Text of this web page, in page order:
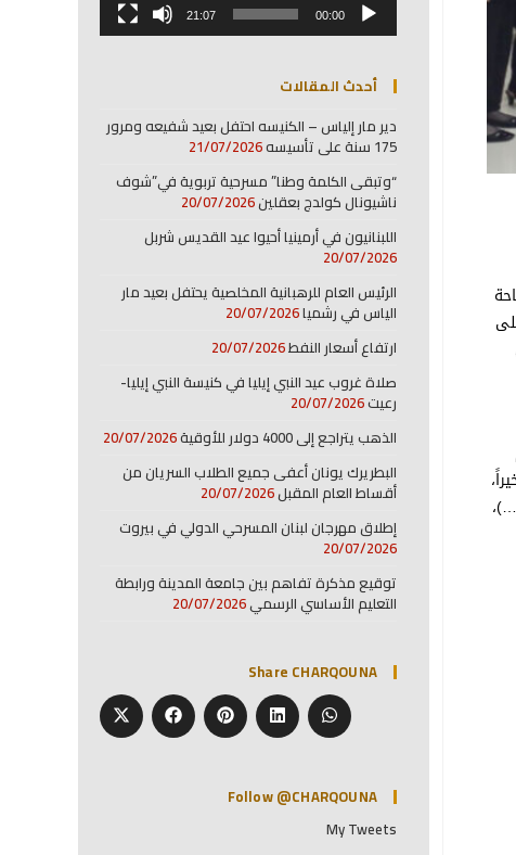
00:00
21:07
أحدث المقالات
دير مار إلياس – الكنيسه احتفل بعيد شفيعه ومرور
175 سنة على تأسيسه
21/07/2026
“وتبقى الكلمة وطنا” مسرحية تربوية في”شوف
ناشيونال كولدج بعقلين20/07/2026
اللبنانيون في أرمينيا أحيوا عيد القديس شربل
20/07/2026
الرئيس العام للرهبانية المخلصية يحتفل بعيد مار
الياس في رشميا20/07/2026
ارتفاع أسعار النفط20/07/2026
صلاة غروب عيد النبي إيليا في كنيسة النبي إيليا-
رعيت20/07/2026
الذهب يتراجع إلى 4000 دولار للأوقية
20/07/2026
البطريرك يونان أعفى جميع الطلاب السريان من
أقساط العام المقبل20/07/2026
إطلاق مهرجان لبنان المسرحي الدولي في بيروت
20/07/2026
توقيع مذكرة تفاهم بين جامعة المدينة ورابطة
التعليم الأساسي الرسمي20/07/2026
Share CHARQOUNA
Follow @CHARQOUNA
My Tweets